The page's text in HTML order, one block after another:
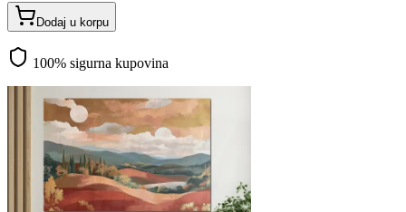
Dodaj u korpu
100% sigurna kupovina